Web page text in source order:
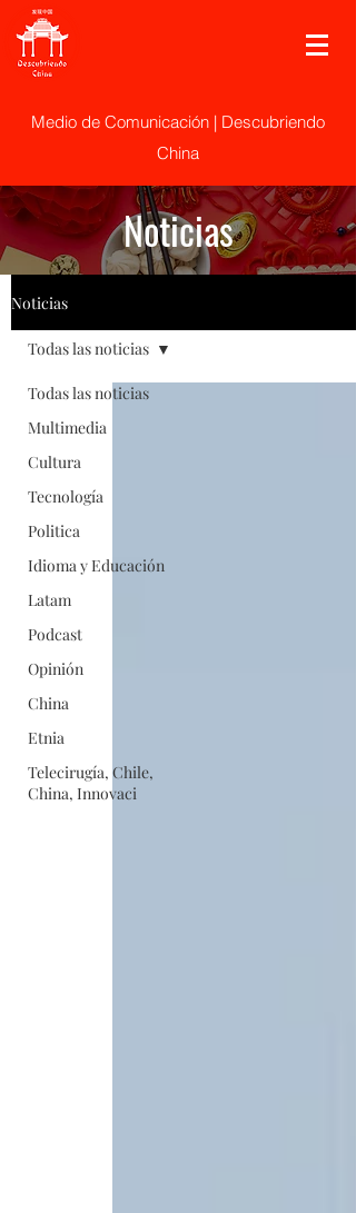
Medio de Comunicación | Descubriendo
China
Noticias
Noticias
Todas las noticias
Multimedia
Cultura
Tecnología
Politica
Idioma y Educación
Latam
Podcast
Opinión
China
Etnia
Telecirugía, Chile,
China, Innovaci
Todas las noticias